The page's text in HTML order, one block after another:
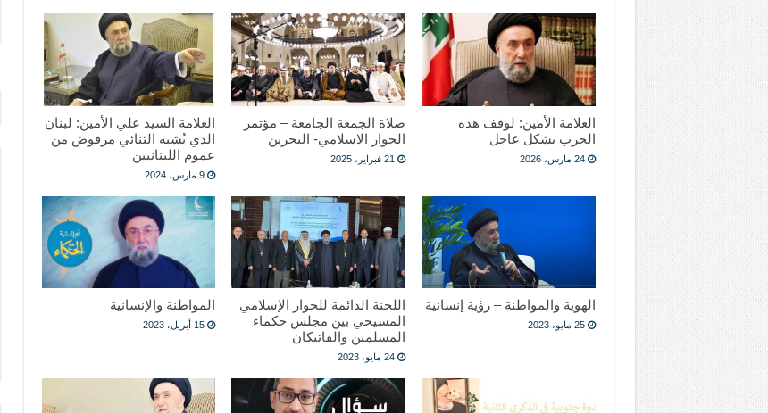
العلامة الأمين: لوقف هذه
الحرب بشكل عاجل
24 مارس، 2026
صلاة الجمعة الجامعة – مؤتمر
الحوار الاسلامي- البحرين
21 فبراير، 2025
العلامة السيد علي الأمين: لبنان
الذي يُشبه الثنائي مرفوض من
عموم اللبنانيين
9 مارس، 2024
الهوية والمواطنة – رؤية إنسانية
25 مايو، 2023
اللجنة الدائمة للحوار الإسلامي
المسيحي بين مجلس حكماء
المسلمين والفاتيكان
24 مايو، 2023
المواطنة والإنسانية
15 أبريل، 2023